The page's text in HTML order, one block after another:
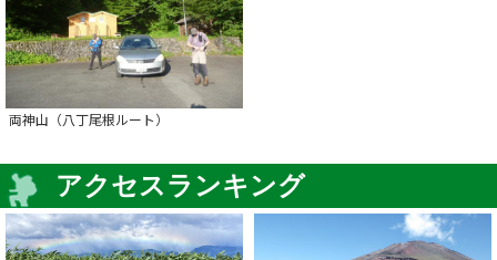
両神山（八丁尾根ルート）
アクセスランキング